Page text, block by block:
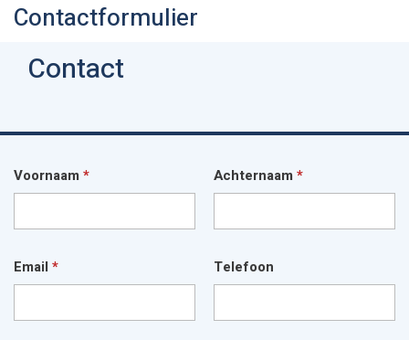
Contactformulier
Contact
Voornaam* Achternaam*
Email* Telefoon